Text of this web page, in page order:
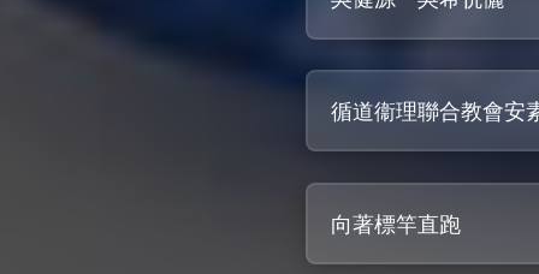
循道衞理聯合教會安
向著標竿直跑